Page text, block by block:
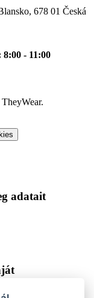
678 01 Česká
8:00 - 11:00
adatait